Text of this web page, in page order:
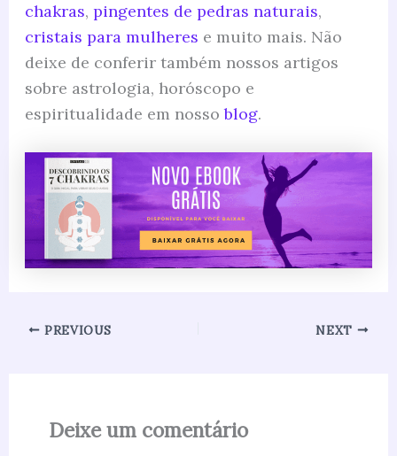
chakras, pingentes de pedras naturais,
cristais para mulheres e muito mais. Não
deixe de conferir também nossos artigos
sobre astrologia, horóscopo e
espiritualidade em nossoblog.
PREVIOUS NEXT
Deixe um comentário